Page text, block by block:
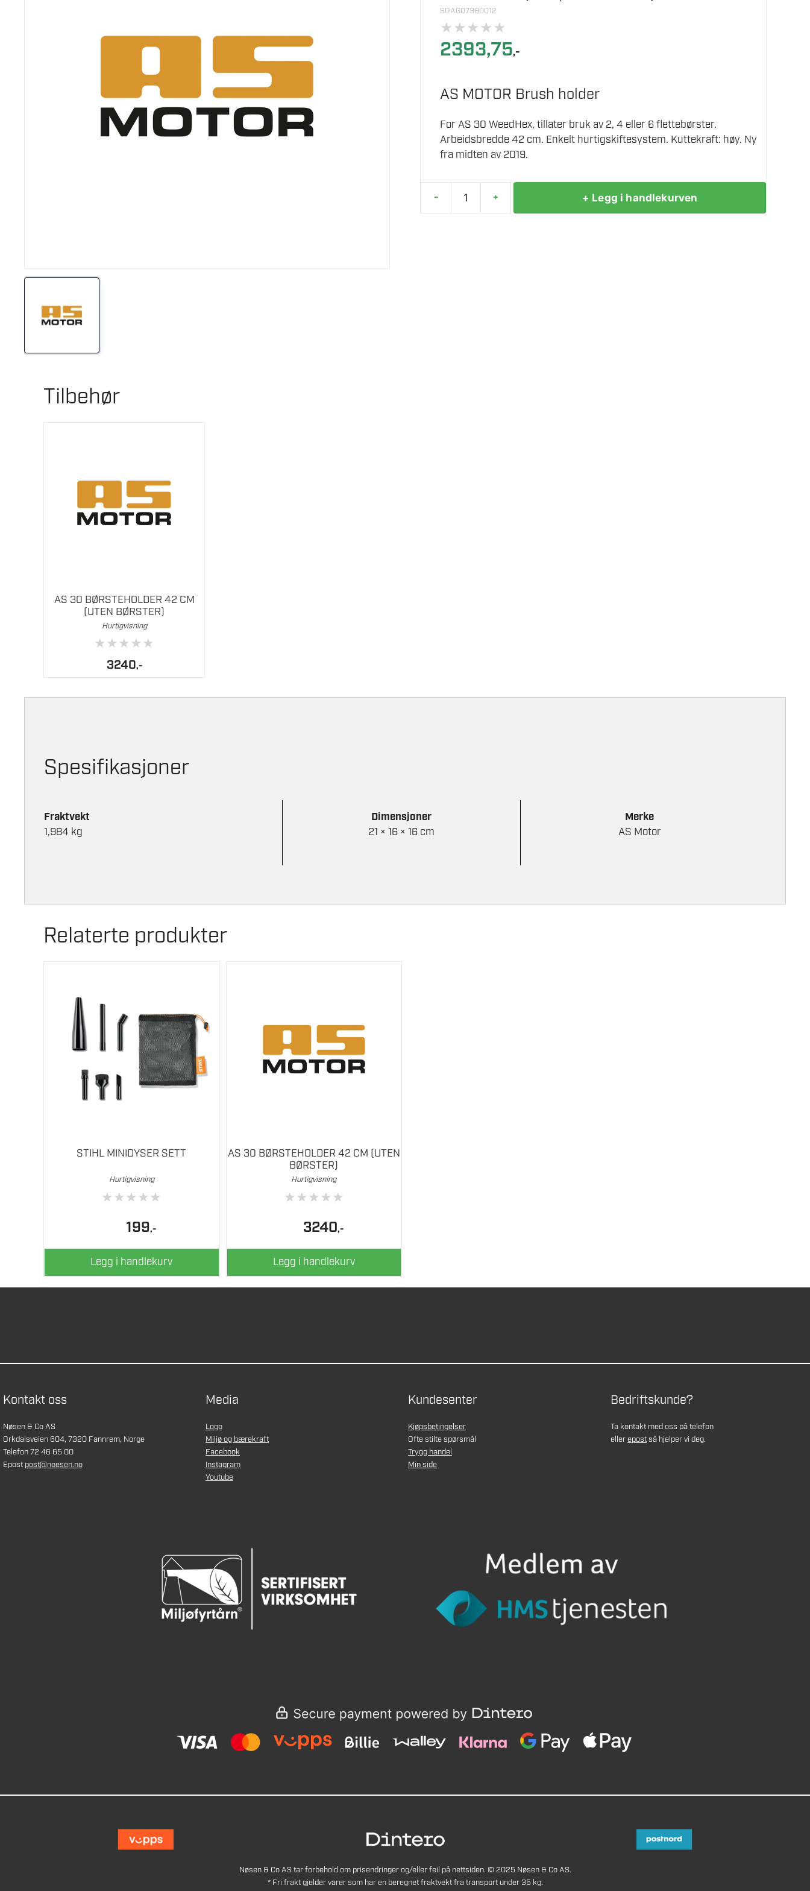
SOAG07380012
★★★★★
2393,75,-
AS MOTOR Brush holder
For AS 30 WeedHex, tillater bruk av 2, 4 eller 6 flettebørster.
Arbeidsbredde 42 cm. Enkelt hurtigskiftesystem. Kuttekraft: høy. Ny
fra midten av 2019.
- + + Legg i handlekurven
Tilbehør
AS 30 BØRSTEHOLDER 42 CM
(UTEN BØRSTER)
Hurtigvisning
★★★★★
3240,-
Spesifikasjoner
Fraktvekt
1,984 kg
Dimensjoner
21 × 16 × 16 cm
Merke
AS Motor
Relaterte produkter
STIHL MINIDYSER SETT
Hurtigvisning
★★★★★
199,-
Legg i handlekurv
AS 30 BØRSTEHOLDER 42 CM (UTEN
BØRSTER)
Hurtigvisning
★★★★★
3240,-
Legg i handlekurv
Kontakt oss
Nøsen & Co AS
Orkdalsveien 604, 7320 Fannrem, Norge
Telefon 72 46 65 00
Epost post@noesen.no
Media
Logo
Miljø og bærekraft
Facebook
Instagram
Youtube
Kundesenter
Kjøpsbetingelser
Ofte stilte spørsmål
Trygg handel
Min side
Bedriftskunde?
Ta kontakt med oss på telefon
ellerepostså hjelper vi deg.
Nøsen & Co AS tar forbehold om prisendringer og/eller feil på nettsiden. © 2025 Nøsen & Co AS.
* Fri frakt gjelder varer som har en beregnet fraktvekt fra transport under 35 kg.